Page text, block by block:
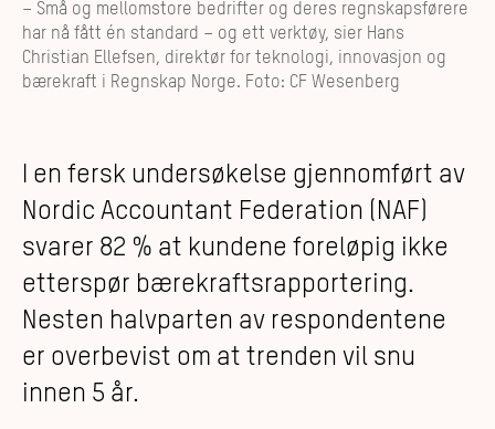
– Små og mellomstore bedrifter og deres regnskapsførere
har nå fått én standard – og ett verktøy, sier Hans
Christian Ellefsen, direktør for teknologi, innovasjon og
bærekraft i Regnskap Norge. Foto: CF Wesenberg
I en fersk undersøkelse gjennomført av
Nordic Accountant Federation (NAF)
svarer 82 % at kundene foreløpig ikke
etterspør bærekraftsrapportering.
Nesten halvparten av respondentene
er overbevist om at trenden vil snu
innen 5 år.